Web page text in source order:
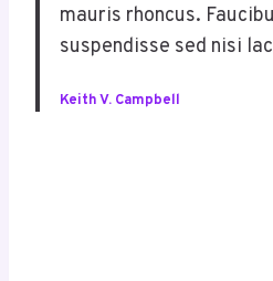
mauris rhoncus.
suspendisse sed nisi
Keith V. Campbell